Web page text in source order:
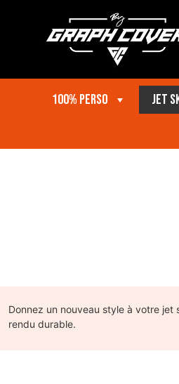
100% perso Jet
Donnez un nouveau style à votre jet
rendu durable.